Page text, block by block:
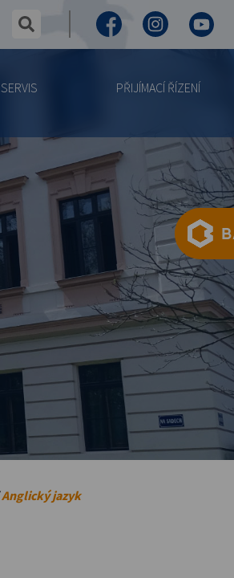
SERVIS PŘIJÍMACÍ ŘÍZENÍ
hledaný text...
✕
FacebookInstagramYoutube
Anglický jazyk